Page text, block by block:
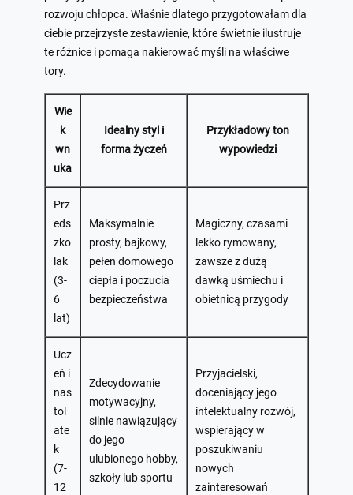
rozwoju chłopca. Właśnie dlatego przygotowałam dla
ciebie przejrzyste zestawienie, które świetnie ilustruje
te różnice i pomaga nakierować myśli na właściwe
tory.
Wie
k
wn
uka
Idealny styl i
forma życzeń
Przykładowy ton
wypowiedzi
Prz
eds
zko
lak
(3-
6
lat)
Maksymalnie
prosty, bajkowy,
pełen domowego
ciepła i poczucia
bezpieczeństwa
Magiczny, czasami
lekko rymowany,
zawsze z dużą
dawką uśmiechu i
obietnicą przygody
Ucz
eń i
nas
tol
ate
k
(7-
12
Zdecydowanie
motywacyjny,
silnie nawiązujący
do jego
ulubionego hobby,
szkoły lub sportu
Przyjacielski,
doceniający jego
intelektualny rozwój,
wspierający w
poszukiwaniu
nowych
zainteresowań